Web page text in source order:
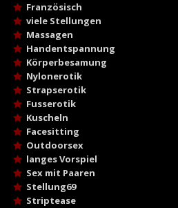
Französisch
viele Stellungen
Massagen
Handentspannung
Körperbesamung
Nylonerotik
Strapserotik
Fusserotik
Kuscheln
Facesitting
Outdoorsex
langes Vorspiel
Sex mit Paaren
Stellung69
Striptease